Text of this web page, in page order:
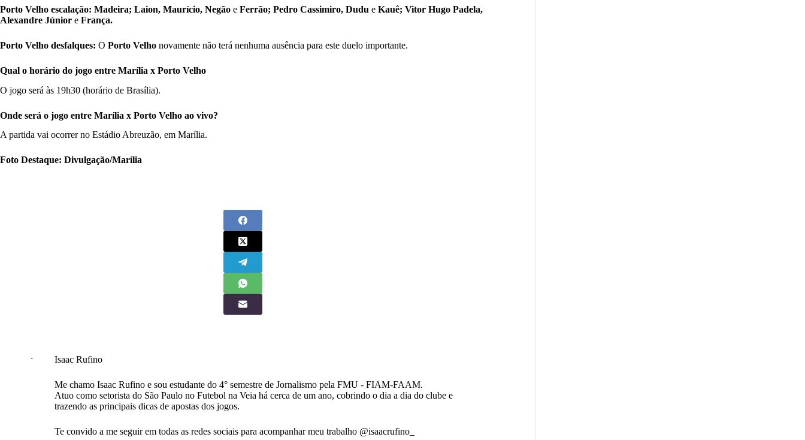
Porto Velho escalação: Madeira; Laion, Maurício, Negão e Ferrão; Pedro Cassimiro, Dudu e Kauê; Vitor Hugo Padela,
Alexandre Júnior e França.
Porto Velho desfalques: O Porto Velho novamente não terá nenhuma ausência para este duelo importante.
Qual o horário do jogo entre Marília x Porto Velho
O jogo será às 19h30 (horário de Brasília).
Onde será o jogo entre Marília x Porto Velho ao vivo?
A partida vai ocorrer no Estádio Abreuzão, em Marília.
Foto Destaque: Divulgação/Marília
Isaac Rufino
Me chamo Isaac Rufino e sou estudante do 4° semestre de Jornalismo pela FMU - FIAM-FAAM.
Atuo como setorista do São Paulo no Futebol na Veia há cerca de um ano, cobrindo o dia a dia do clube e
trazendo as principais dicas de apostas dos jogos.
Te convido a me seguir em todas as redes sociais para acompanhar meu trabalho @isaacrufino_